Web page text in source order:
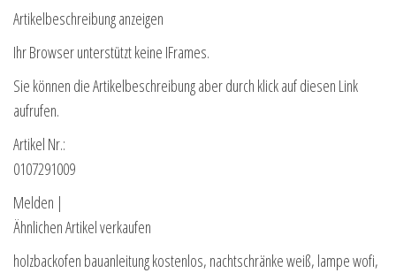
Artikelbeschreibung anzeigen
Ihr Browser unterstützt keine IFrames.
Sie können die Artikelbeschreibung aber durch klick auf diesen Link
aufrufen.
Artikel Nr.:
0107291009
Melden |
Ähnlichen Artikel verkaufen
holzbackofen bauanleitung kostenlos, nachtschränke weiß, lampe wofi,